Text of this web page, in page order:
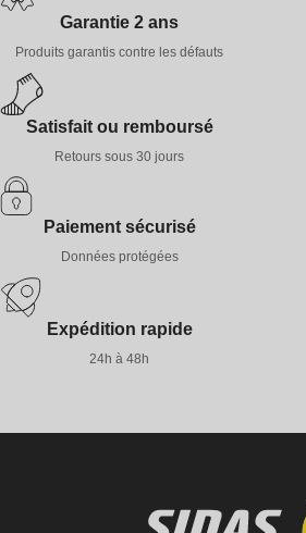
Garantie 2 ans
Produits garantis contre les défauts
Satisfait ou remboursé
Retours sous 30 jours
Paiement sécurisé
Données protégées
Expédition rapide
24h à 48h